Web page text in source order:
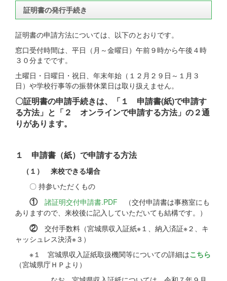
証明書の発行手続き
証明書の申請方法については、以下のとおりです。
窓口受付時間は、平日（月～金曜日）午前９時から午後４時
３０分までです。
土曜日・日曜日・祝日、年末年始（１２月２９日～１月３
日）や学校行事等の振替休業日は取り扱えません。
〇証明書の申請手続きは、「１ 申請書(紙)で申請す
る方法」と「２ オンラインで申請する方法」の２通
りがあります。
１ 申請書（紙）で申請する方法
（１） 来校できる場合
〇 持参いただくもの
① 諸証明交付申請書.PDF （交付申請書は事務室にも
ありますので、来校後に記入していただいても結構です。）
②交付手数料（宮城県収入証紙※１、納入済証※２、キ
ャッシュレス決済※３）
※１ 宮城県収入証紙取扱機関等についての詳細はこちら
（宮城県庁ＨＰより）